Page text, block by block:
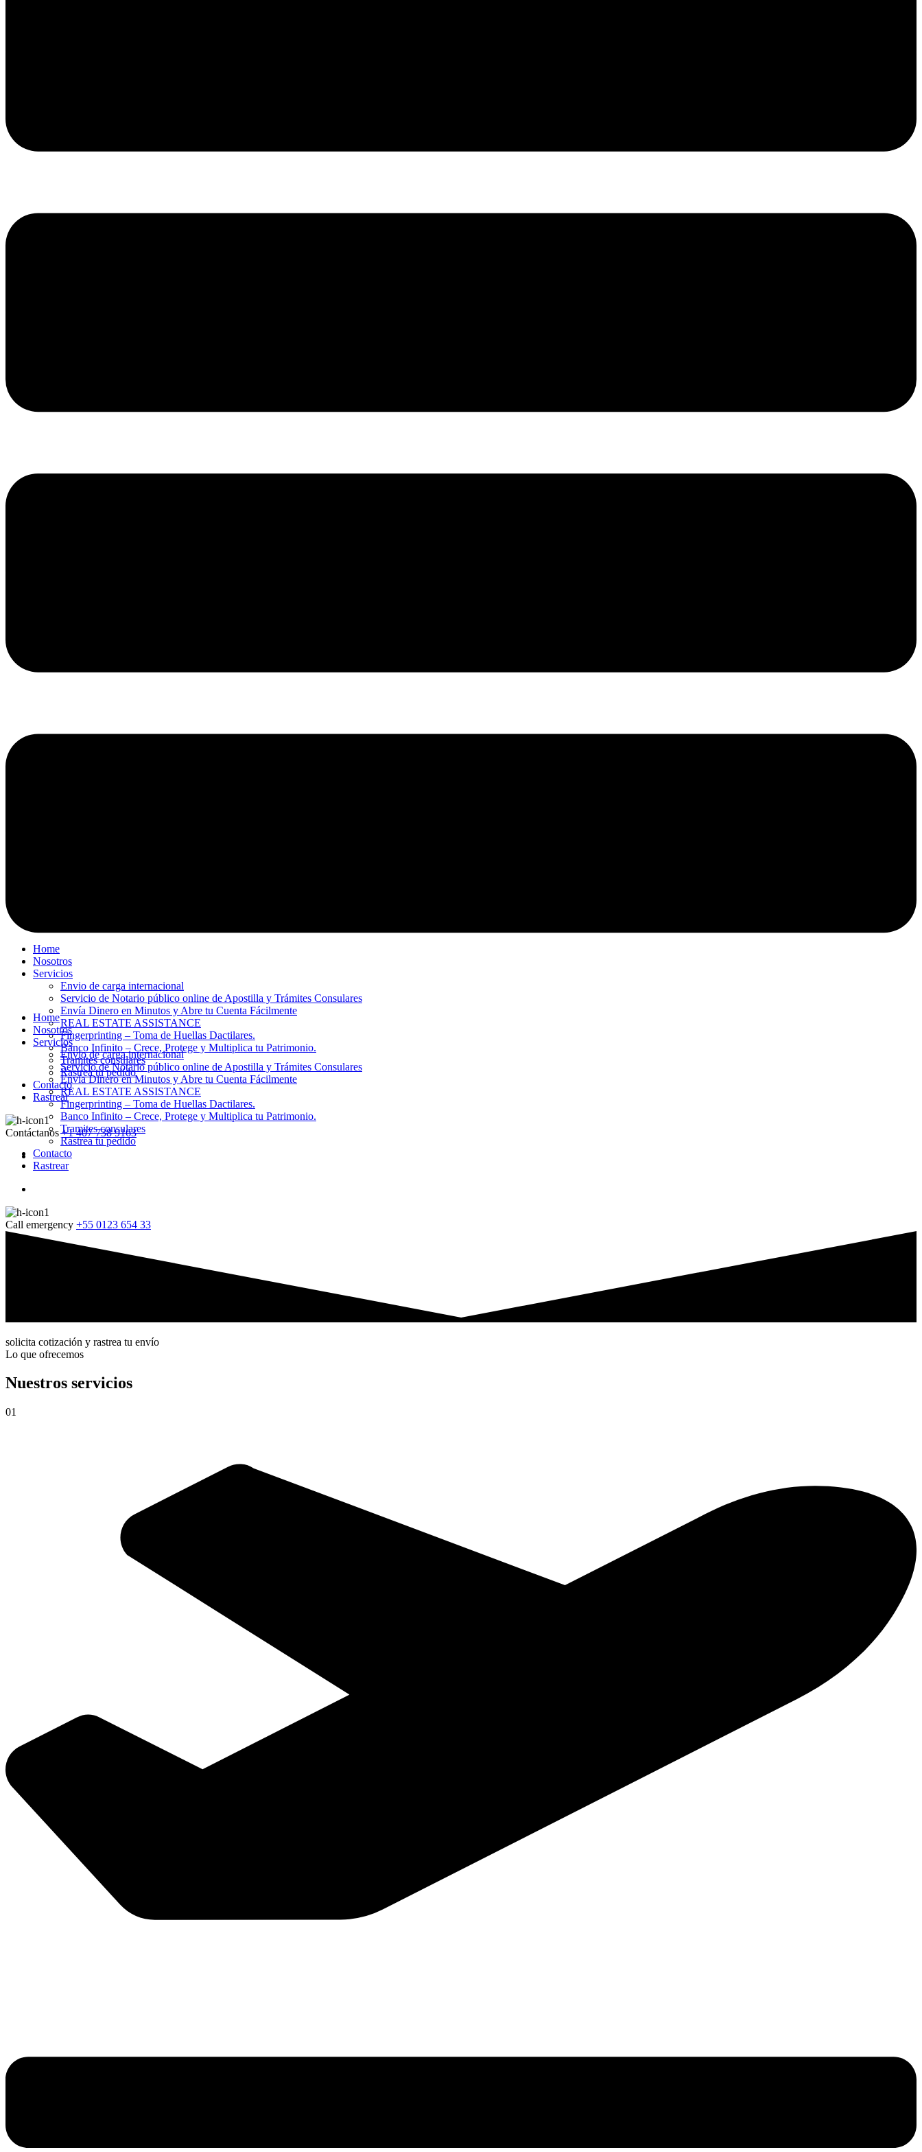
Home
Nosotros
Servicios
Envio de carga internacional
Servicio de Notario público online de Apostilla y Trámites Consulares
Envía Dinero en Minutos y Abre tu Cuenta Fácilmente
REAL ESTATE ASSISTANCE
Fingerprinting – Toma de Huellas Dactilares.
Banco Infinito – Crece, Protege y Multiplica tu Patrimonio.
Tramites consulares
Rastrea tu pedido
Contacto
Rastrear
Contáctanos +1 407 738 9163
Home
Nosotros
Servicios
Envio de carga internacional
Servicio de Notario público online de Apostilla y Trámites Consulares
Envía Dinero en Minutos y Abre tu Cuenta Fácilmente
REAL ESTATE ASSISTANCE
Fingerprinting – Toma de Huellas Dactilares.
Banco Infinito – Crece, Protege y Multiplica tu Patrimonio.
Tramites consulares
Rastrea tu pedido
Contacto
Rastrear
Call emergency +55 0123 654 33
solicita cotización y rastrea tu envío
Lo que ofrecemos
Nuestros servicios
01